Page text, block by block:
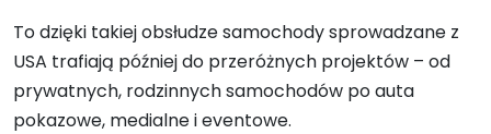
To dzięki takiej obsłudze samochody sprowadzane z
USA trafiają później do przeróżnych projektów – od
prywatnych, rodzinnych samochodów po auta
pokazowe, medialne i eventowe.